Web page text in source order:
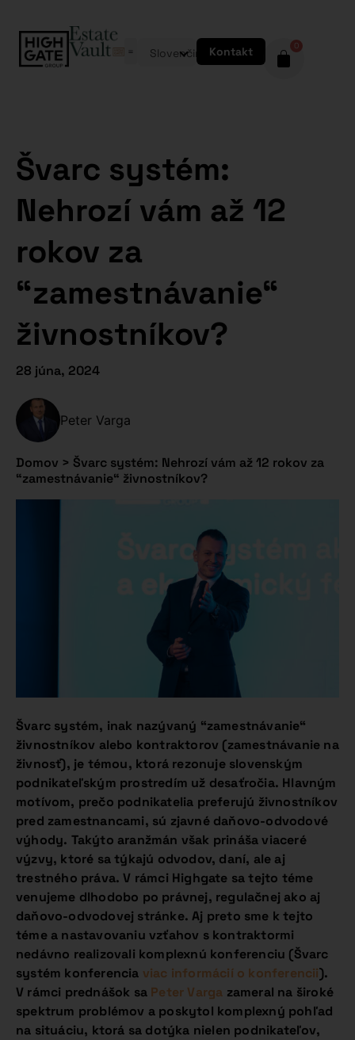
Slovenčina Kontakt 0
Švarc systém:
Nehrozí vám až 12
rokov za
“zamestnávanie“
živnostníkov?
28 júna, 2024
Peter Varga
Domov > Švarc systém: Nehrozí vám až 12 rokov za
“zamestnávanie“ živnostníkov?
Švarc systém, inak nazývaný “zamestnávanie“
živnostníkov alebo kontraktorov (zamestnávanie na
živnosť), je témou, ktorá rezonuje slovenským
podnikateľským prostredím už desaťročia. Hlavným
motívom, prečo podnikatelia preferujú živnostníkov
pred zamestnancami, sú zjavné daňovo-odvodové
výhody. Takýto aranžmán však prináša viaceré
výzvy, ktoré sa týkajú odvodov, daní, ale aj
trestného práva. V rámci Highgate sa tejto téme
venujeme dlhodobo po právnej, regulačnej ako aj
daňovo-odvodovej stránke. Aj preto sme k tejto
téme a nastavovaniu vzťahov s kontraktormi
nedávno realizovali komplexnú konferenciu (Švarc
systém konferencia viac informácií o konferencii).
V rámci prednášok sa Peter Varga zameral na široké
spektrum problémov a poskytol komplexný pohľad
na situáciu, ktorá sa dotýka nielen podnikateľov,